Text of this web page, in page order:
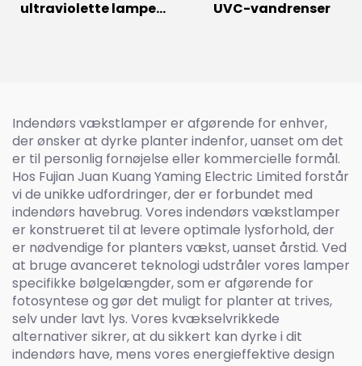
ultraviolette lamper
UVC-vandrenser
Indendørs vækstlamper er afgørende for enhver,
der ønsker at dyrke planter indenfor, uanset om det
er til personlig fornøjelse eller kommercielle formål.
Hos Fujian Juan Kuang Yaming Electric Limited forstår
vi de unikke udfordringer, der er forbundet med
indendørs havebrug. Vores indendørs vækstlamper
er konstrueret til at levere optimale lysforhold, der
er nødvendige for planters vækst, uanset årstid. Ved
at bruge avanceret teknologi udstråler vores lamper
specifikke bølgelængder, som er afgørende for
fotosyntese og gør det muligt for planter at trives,
selv under lavt lys. Vores kvækselvrikkede
alternativer sikrer, at du sikkert kan dyrke i dit
indendørs have, mens vores energieffektive design